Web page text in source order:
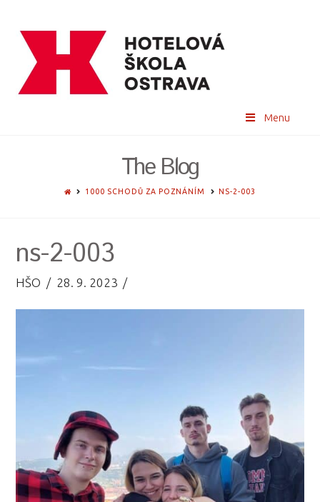
Menu
The Blog
HOME1000 SCHODŮ ZA POZNÁNÍM NS-2-003
ns-2-003
HŠO 28. 9. 2023